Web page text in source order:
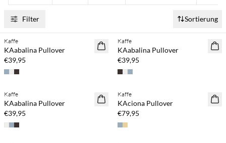
Filter Sortierung
NEUHEITEN
Kaufe mind. 2 & spare 20 %
Kaffe
KAabalina Pullover
€39,95
NEUHEITEN
Kaufe mind. 2 & spare 20 %
Kaffe
KAabalina Pullover
€39,95
NEUHEITEN
Kaufe mind. 2 & spare 20 %
Kaffe
KAabalina Pullover
€39,95
NEUHEITEN
Kaufe mind. 2 & spare 20 %
Kaffe
KAciona Pullover
€79,95
Kaufe mind. 2 & spare 20 % Kaufe mind. 2 & spare 20 %